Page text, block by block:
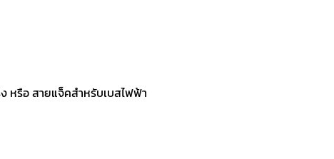
หรือ สายแจ็คสำหรับเบสไฟฟ้า